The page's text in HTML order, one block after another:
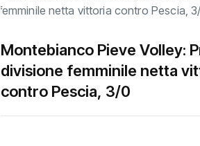
Montebianco Pieve Volley:
divisione femminile netta
contro Pescia, 3/0